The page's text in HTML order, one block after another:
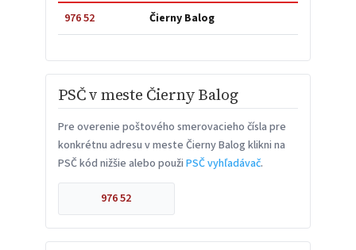
976 52 Čierny Balog
PSČ v meste Čierny Balog
Pre overenie poštového smerovacieho čísla pre
konkrétnu adresu v meste Čierny Balog klikni na
PSČ kód nižšie alebo použi PSČ vyhľadávač.
976 52